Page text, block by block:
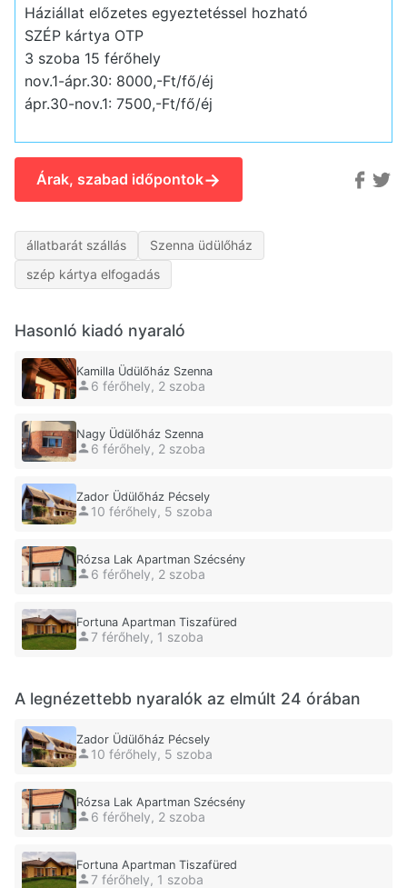
Háziállat előzetes egyeztetéssel hozható
SZÉP kártya OTP
3 szoba 15 férőhely
nov.1-ápr.30: 8000,-Ft/fő/éj
ápr.30-nov.1: 7500,-Ft/fő/éj
Árak, szabad időpontok→
állatbarát szállás
Szenna üdülőház
szép kártya elfogadás
Hasonló kiadó nyaraló
Kamilla Üdülőház Szenna
6 férőhely, 2 szoba
Nagy Üdülőház Szenna
6 férőhely, 2 szoba
Zador Üdülőház Pécsely
10 férőhely, 5 szoba
Rózsa Lak Apartman Szécsény
6 férőhely, 2 szoba
Fortuna Apartman Tiszafüred
7 férőhely, 1 szoba
A legnézettebb nyaralók az elmúlt 24 órában
Zador Üdülőház Pécsely
10 férőhely, 5 szoba
Rózsa Lak Apartman Szécsény
6 férőhely, 2 szoba
Fortuna Apartman Tiszafüred
7 férőhely, 1 szoba